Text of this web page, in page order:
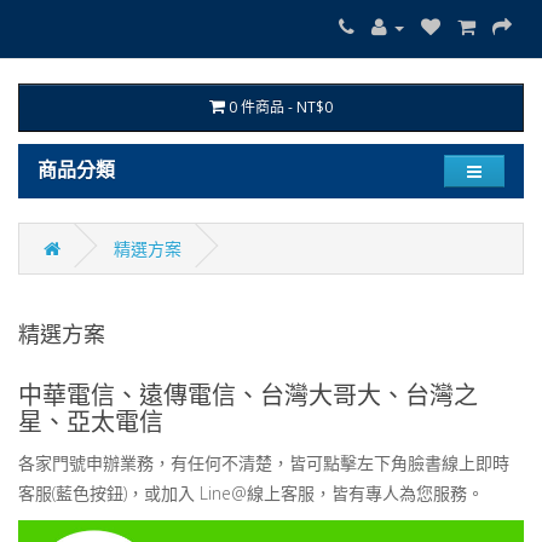
0 件商品 - NT$0
商品分類
精選方案
精選方案
中華電信、遠傳電信、台灣大哥大、台灣之
星、亞太電信
各家門號申辦業務，有任何不清楚，皆可點擊左下角臉書線上即時
客服(藍色按鈕)，或加入 Line@線上客服，皆有專人為您服務。